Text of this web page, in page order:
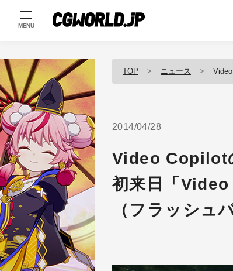
MENU
TOP ニュース Video
2014/04/28
Video Copilot
初来日「
（フラッシュ